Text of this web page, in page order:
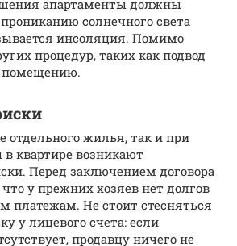
апартаменты должны
солнечного света
инсоляция. Помимо
процедур, таких как подвод
отдельного жилья, так и при
квартире возникают
Перед заключением договора
у прежних хозяев нет долгов
платежам. Не стоит стесняться
у лицевого счета: если
продавцу ничего не